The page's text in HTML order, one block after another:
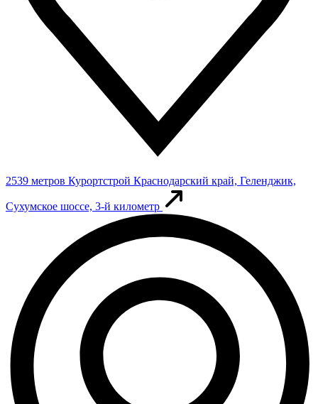
2539 метров Курортстрой Краснодарский край, Геленджик,
Сухумское шоссе, 3-й километр